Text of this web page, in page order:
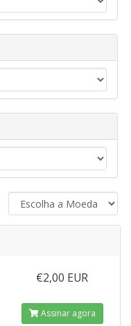
€2,00 EUR
Assinar agora